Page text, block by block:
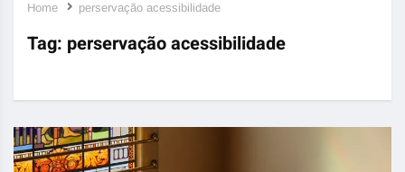
Home perservação acessibilidade
Tag: perservação acessibilidade